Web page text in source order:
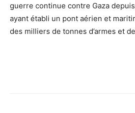
guerre continue contre Gaza
ayant établi un pont aérien et
des milliers de tonnes d’armes et